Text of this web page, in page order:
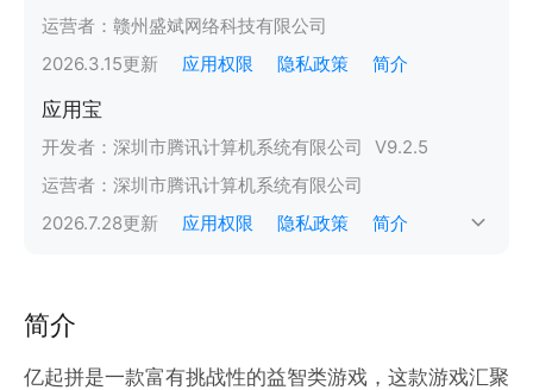
运营者： 赣州盛斌网络科技有限公司
2026.3.15更新 应用权限 隐私政策 简介
应用宝
开发者： 深圳市腾讯计算机系统有限公司 V9.2.5
运营者： 深圳市腾讯计算机系统有限公司
2026.7.28更新 应用权限 隐私政策 简介
简介
亿起拼是一款富有挑战性的益智类游戏，这款游戏汇聚